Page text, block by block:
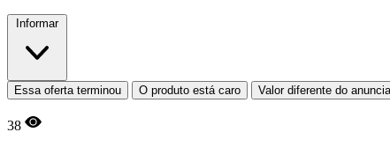
Informar
Essa oferta terminou O produto está caro Valor diferente do
38